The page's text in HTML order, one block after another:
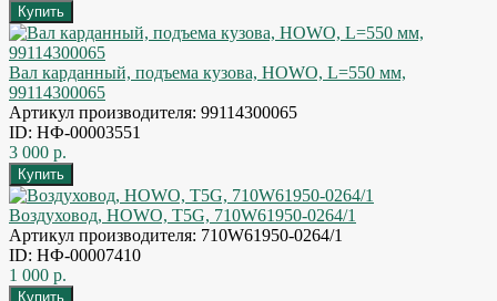
Вал карданный, подъема кузова, HOWO, L=550 мм,
99114300065
Артикул производителя: 99114300065
ID: НФ-00003551
3 000 р.
Воздуховод, HOWO, T5G, 710W61950-0264/1
Артикул производителя: 710W61950-0264/1
ID: НФ-00007410
1 000 р.